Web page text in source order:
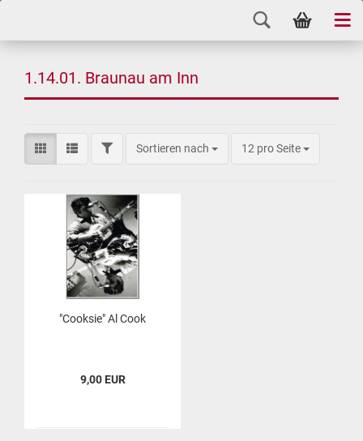
1.14.01. Braunau am Inn
Sortieren nach 12 pro Seite
"Cook­sie" Al Cook
9,00 EUR